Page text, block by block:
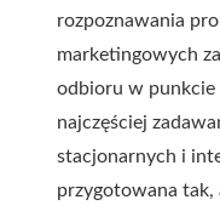
rozpoznawania
marketingowych
odbioru w punkcie
najczęściej
stacjonarnych i
przygotowana tak,